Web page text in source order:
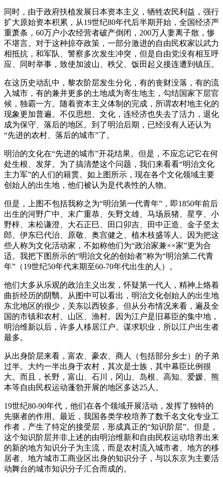
同时，由于政府扶植发展日本资本主义，牺牲农民利益，强行
扩大原始资本积累，从19世纪80年代后半期开始，全国经济严
重萧条，60万户小农经营者破产倒闭，200万人妻离子散，惨
不堪言。对于这种掠夺政策，一部分激进的自由民权家以武力
相抵抗，和军队、警察多次发生冲突，但是自由党没有相互呼
应、同时举事，致使加波山、秩父、饭田起义接连遭到镇压。
在这历史动乱中，黎农阶层发生分化，有的丧财没落，有的流
入城市，有的兼并更多的土地成为寄生地主，勾结国家下层官
候，独霸一方。随着资本主义体制的完成，所谓农村地主化的
现象更加普遍。不仅思想、文化，连经济也失去了活力，退化
成为保守、落后的地区。到了明治后期，已经没有人还认为
“先进的农村、落后的城市”了。
明治的文化在“先进的城市”开花结果。但是，不应忘记它在何
处生根、发芽。为了搞清楚这个问题，我们来看看“明治文化
主力军”的人们的籍贯。如上图所示，现在各个文化领域主要
创始人的出生地，他们被认为是代表性的人物。
但是，上图不包括我称之为“明治第一代青年”，即1850年前后
出生的河野广中、末广重恭、矢野文雄、马场辰猪、星亨、小
野梓、末松谦澄、大石正巳、田口卯吉、田中正造、金子坚太
郎、伊东巳代治、原敬、奥宫健之、植木枝盛等人。因为把这
些人称为文化活动家，不如称他们为“政治家兼××家”更为合
适。我把下图所示的“明治文化的创始者”称为“明治第二代青
年”（19世纪50年代末期至60-70年代出生的人）。
他们大多从乐观的政治主义出发，怀疑第一代人，精神上烙着
曲折经历的阴翳。从图中可以看出，明治文化创始人的出生地
东北地区的很少，关东以西较多。但从分布情况来看，遍及全
国的市镇和农村、山区、渔村。因为江户是旧幕臣的集中地，
明治维新以后，许多人移居江户。谋求职业，所以江户出生者
最多。
从出身阶层来看，富农、豪农、商人（包括部分乡士）的子弟
过半。大约一半出身于农村，其次是士族，其中幕臣比例很
大。而且，长野，富山、石川，冈山、岛根、高知、爱媛、熊
本等自由民权运动蓬勃开展的地区多达25人。
19世纪80-90年代，他们在各个领域开展活动，发挥了独特的
先驱者的作用。最近，我国各类学校培养了数千名文化专业工
作者，产生了特定的接受层，形成真正的“知识阶层”。但是，
这个知识阶层并非上述的由明治维新和自由民权运动培养出来
的新的地方知识分子为主流，而是农村流入城市者、地方的移
居者、地方城市工商业区出身的知识分子，与以东京为主要活
动舞台的城市知识分子汇合而成的。